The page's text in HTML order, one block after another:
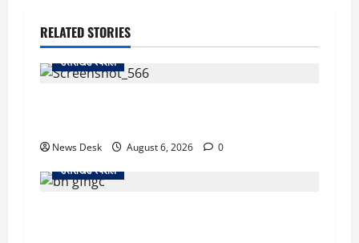
RELATED STORIES
उत्तराखंड स्पेशल
News Desk August 6, 2026
0
उत्तराखंड स्पेशल